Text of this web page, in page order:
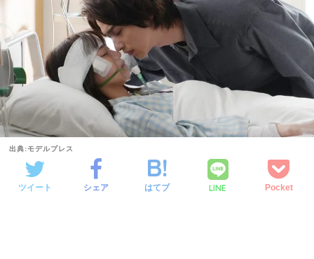
出典:モデルプレス
ツイート シェア はてブ LINE Pocket